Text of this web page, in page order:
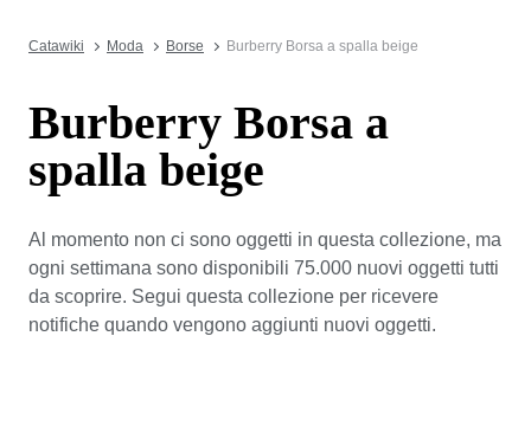
Catawiki Moda Borse Burberry Borsa a spalla beige
Burberry Borsa a
spalla beige
Al momento non ci sono oggetti in questa collezione, ma
ogni settimana sono disponibili 75.000 nuovi oggetti tutti
da scoprire. Segui questa collezione per ricevere
notifiche quando vengono aggiunti nuovi oggetti.